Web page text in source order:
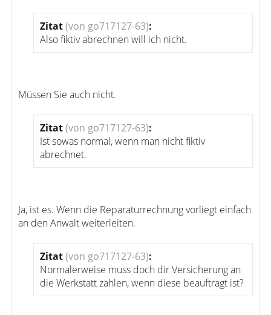
Zitat(von go717127-63):
Also fiktiv abrechnen will ich nicht.
Müssen Sie auch nicht.
Zitat(von go717127-63):
Ist sowas normal, wenn man nicht fiktiv
abrechnet.
Ja, ist es. Wenn die Reparaturrechnung vorliegt einfach
an den Anwalt weiterleiten.
Zitat(von go717127-63):
Normalerweise muss doch dir Versicherung an
die Werkstatt zahlen, wenn diese beauftragt ist?